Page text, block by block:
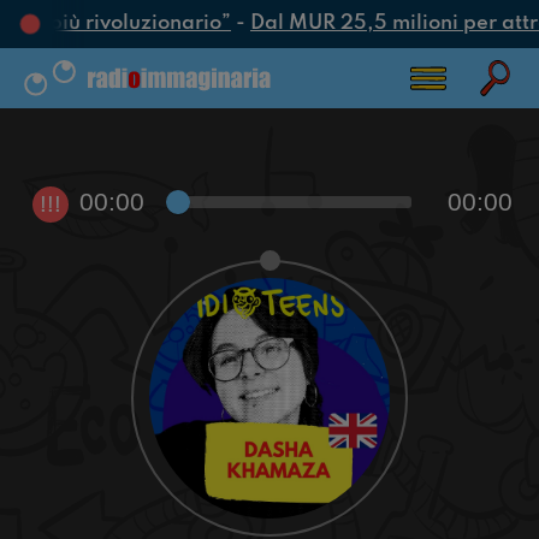
più rivoluzionario”- Dal MUR 25,5 milioni per
!!! 00:00 00:00